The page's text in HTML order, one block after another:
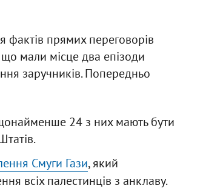
фактів прямих переговорів
мали місце два епізоди
заручників. Попередньо
24 з них мають бути
Смуги Гази, який
всіх палестинців з анклаву.